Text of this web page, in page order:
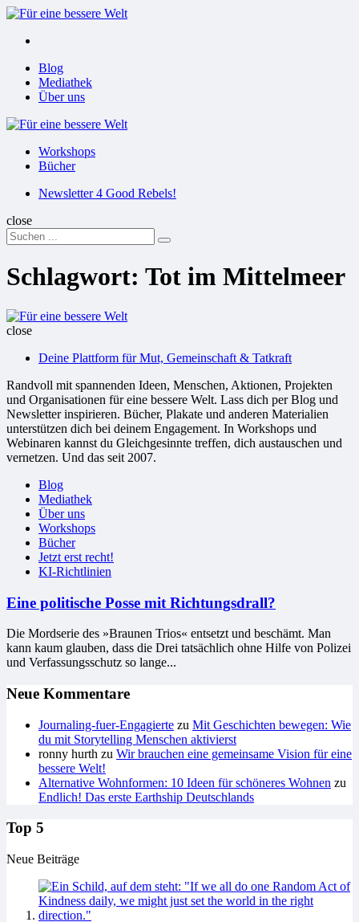
Menu
Menu
Blog
Mediathek
Über uns
Für
Workshops
Bücher
SuchenNewsletter 4 Good Rebels!
close
Search
for:
Suchen
Schlagwort: Tot im Mittelmeer
Für
Welt
close
Deine Plattform für Mut, Gemeinschaft & Tatkraft
Randvoll mit spannenden Ideen, Menschen, Aktionen, Projekten
und Organisationen für eine bessere Welt. Lass dich per Blog und
Newsletter inspirieren. Bücher, Plakate und anderen Materialien
unterstützen dich bei deinem Engagement. In Workshops und
Webinaren kannst du Gleichgesinnte treffen, dich austauschen und
vernetzen. Und das seit 2007.
Blog
Mediathek
Über uns
Workshops
Bücher
Jetzt erst recht!
KI-Richtlinien
Eine politische Posse mit Richtungsdrall?
Die Mordserie des »Braunen Trios« entsetzt und beschämt. Man
kann kaum glauben, dass die Drei tatsächlich ohne Hilfe von Polizei
und Verfassungsschutz so lange...
Neue Kommentare
Journaling-fuer-Engagierte zu Mit Geschichten bewegen: Wie
du mit Storytelling Menschen aktivierst
ronny hurth zu Wir brauchen eine gemeinsame Vision für eine
bessere Welt!
Alternative Wohnformen: 10 Ideen für schöneres Wohnen zu
Endlich! Das erste Earthship Deutschlands
Top 5
Neue Beiträge